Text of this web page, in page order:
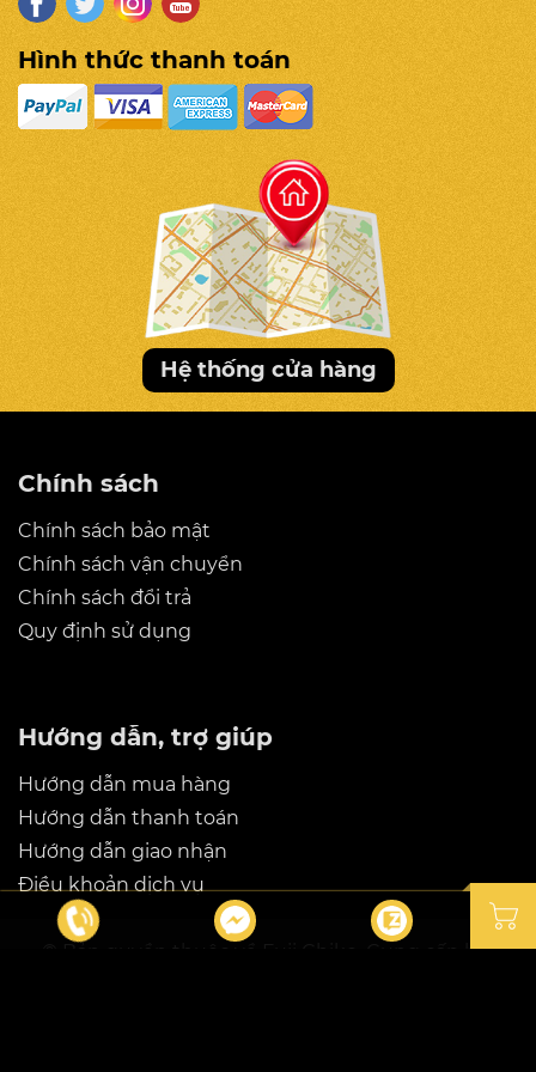
Hình thức thanh toán
Hệ thống cửa hàng
Chính sách
Chính sách bảo mật
Chính sách vận chuyển
Chính sách đổi trả
Quy định sử dụng
Hướng dẫn, trợ giúp
Hướng dẫn mua hàng
Hướng dẫn thanh toán
Hướng dẫn giao nhận
Điều khoản dịch vụ
. Cung cấp bởi